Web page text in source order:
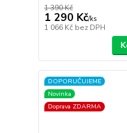
1 390 Kč
1 290 Kč/ks
1 066 Kč bez DPH
DOPORUČUJEME
Novinka
Doprava ZDARMA